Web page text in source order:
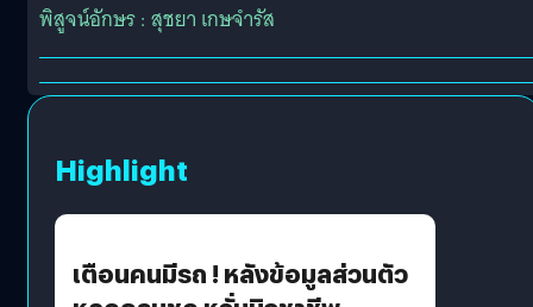
พิสูจน์อักษร : สุชยา เกษจำรัส
Highlight
เตือนคนมีรถ ! หลังข้อมูลส่วนตัว